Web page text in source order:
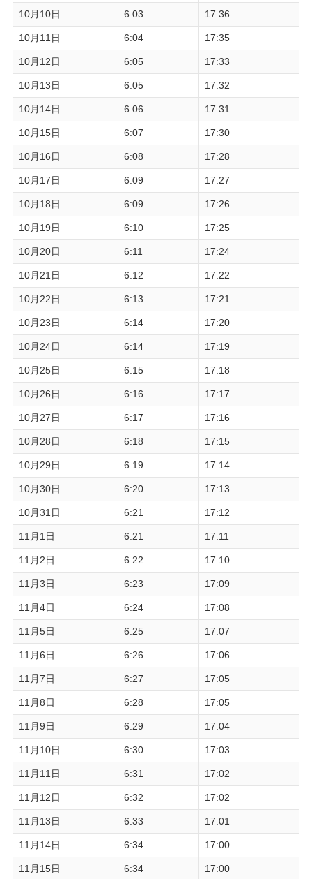
10月10日 6:03 17:36
10月11日 6:04 17:35
10月12日 6:05 17:33
10月13日 6:05 17:32
10月14日 6:06 17:31
10月15日 6:07 17:30
10月16日 6:08 17:28
10月17日 6:09 17:27
10月18日 6:09 17:26
10月19日 6:10 17:25
10月20日 6:11 17:24
10月21日 6:12 17:22
10月22日 6:13 17:21
10月23日 6:14 17:20
10月24日 6:14 17:19
10月25日 6:15 17:18
10月26日 6:16 17:17
10月27日 6:17 17:16
10月28日 6:18 17:15
10月29日 6:19 17:14
10月30日 6:20 17:13
10月31日 6:21 17:12
11月1日 6:21 17:11
11月2日 6:22 17:10
11月3日 6:23 17:09
11月4日 6:24 17:08
11月5日 6:25 17:07
11月6日 6:26 17:06
11月7日 6:27 17:05
11月8日 6:28 17:05
11月9日 6:29 17:04
11月10日 6:30 17:03
11月11日 6:31 17:02
11月12日 6:32 17:02
11月13日 6:33 17:01
11月14日 6:34 17:00
11月15日 6:34 17:00